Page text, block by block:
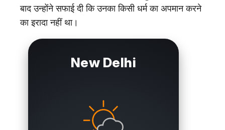
बाद उन्होंने सफाई दी कि उनका किसी धर्म का अपमान करने
का इरादा नहीं था।
New Delhi